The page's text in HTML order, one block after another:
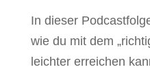
In dieser
wie du mit dem
leichter erreichen